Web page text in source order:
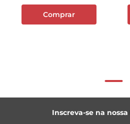
Comprar
Inscreva-se na